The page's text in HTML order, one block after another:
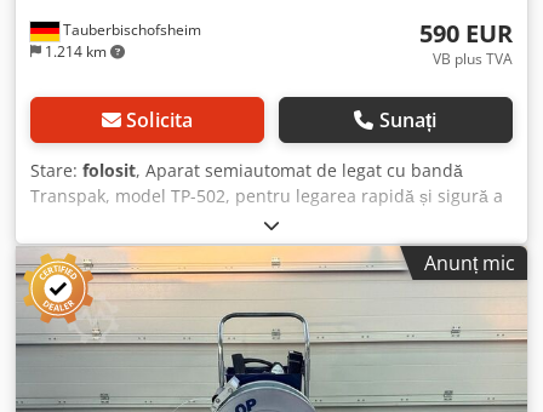
Tauberbischofsheim
1.214 km
590 EUR
VB plus TVA
Solicita Sunați
Stare: folosit, Aparat semiautomat de legat cu bandă
Transpak, model TP-502, pentru legarea rapidă și sigură a
cutiilor, pachetelor și a mărfurilor ambalate individual cu
bandă din plastic. Aparatul sudează și tensionează
automat banda de legare și este potrivit pentru utilizarea
eficientă în departamentele de expediere, depozite și zone
de ambalare, inclusiv banda. Date tehnice: Djdjzrx Rvopfx
Aqieck - Lățimea benzii: 6 - 13 mm - Dimensiunea mesei:
850 x 560 mm - Înălțimea de lucru: aprox. 780 mm -
Alimentare electrică: 230 V - Cost de livrare: 69,00 €
Anunț mic